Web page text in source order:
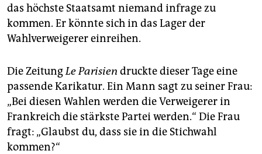
das höchste Staatsamt niemand infrage zu
kommen. Er könnte sich in das Lager der
Wahlverweigerer einreihen.
Die ZeitungLe Parisien druckte dieser Tage eine
passende Karikatur. Ein Mann sagt zu seiner Frau:
„Bei diesen Wahlen werden die Verweigerer in
Frankreich die stärkste Partei werden.“ Die Frau
fragt: „Glaubst du, dass sie in die Stichwahl
kommen?“